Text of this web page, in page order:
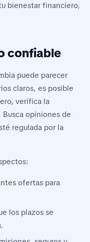
bienestar financiero,
confiable
puede parecer
claros, es posible
verifica la
opiniones de
regulada por la
ofertas para
los plazos se